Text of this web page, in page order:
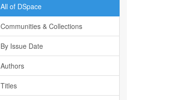
All of DSpace
Communities & Collections
By Issue Date
Authors
Titles